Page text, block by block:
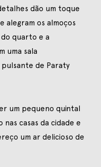
dão um toque
alegram os almoços
do quarto e a
uma sala
de Paraty
um pequeno quintal
casas da cidade e
um ar delicioso de